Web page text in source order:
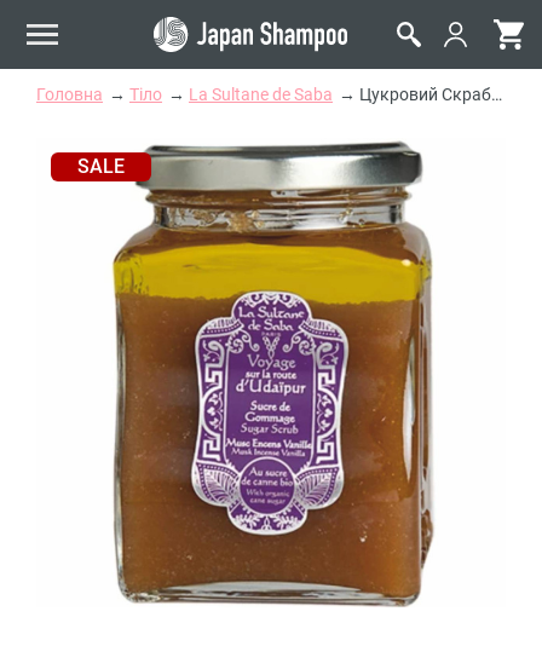
Головна Тіло La Sultane de Saba Цукровий Скраб для Тіла «Удайпур» La Sultane de Saba Voyage d'Udaipur Sugar Scrub Musk Incense Vanilla
SALE